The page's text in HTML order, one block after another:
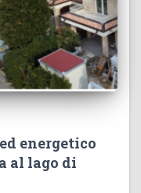
energetico
al lago di